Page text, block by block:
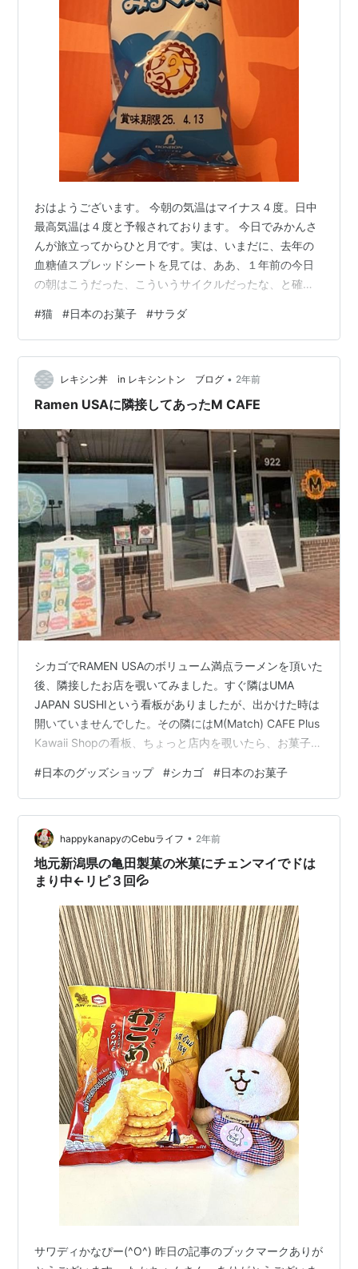
おはようございます。 今朝の気温はマイナス４度。日中
最高気温は４度と予報されております。 今日でみかんさ
んが旅立ってからひと月です。実は、いまだに、去年の
血糖値スプレッドシートを見ては、ああ、１年前の今日
の朝はこうだった、こういうサイクルだったな、と確認
ません。習慣がなかなか抜けなくて。 昨日、ようやっ
と、例のスープを片付けることができました。酵素のお
かげか、問題は全くなし。 今日のサラダ ほうれん草中心
に、レタス、マッシュルーム、りんご、ドライクランベ
リーとピーカンナッツ。リンゴ酢ベースのドレッシング
#猫 #日本のお菓子 #サラダ
レキシン丼 in レキシントン ブログ • 2年前
Ramen USAに隣接してあったM CAFE
シカゴでRAMEN USAのボリューム満点ラーメンを頂いた
後、隣接したお店を覗いてみました。すぐ隣はUMA
JAPAN SUSHIという看板がありましたが、出かけた時は
開いていませんでした。その隣にはM(Match) CAFE Plus
Kawaii Shopの看板、ちょっと店内を覗いたら、お菓子や
飲めるコーナーもあって、オープンしたばかりのようで
す。日本のお菓子が沢山あって、イチゴチョコパイとか
美味しそうなのを買って帰りました。
#日本のグッズショップ #シカゴ #日本のお菓子
happykanapyのCebuライフ • 2年前
地元新潟県の亀田製菓の米菓にチェンマイでドは
まり中←リピ３回💦
サワディかなぴー(^O^) 昨日の記事のブックマークありが